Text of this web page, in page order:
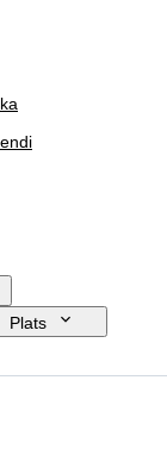
Plats